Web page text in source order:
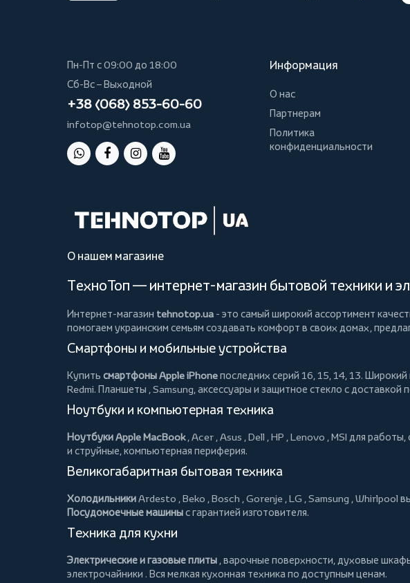
Пн-Пт с 09:00 до 18:00
Сб-Вс – Выходной
+38 (068) 853-60-60
infotop@tehnotop.com.ua
Информация
О нас
Партнерам
Политика
конфиденциальности
О нашем магазине
ТехноТоп — интернет-магазин бытовой техники и
Интернет-магазин tehnotop.ua - это самый широкий ассортимент
помогаем украинским семьям создавать комфорт в своих домах,
Смартфоны и мобильные устройства
Купить смартфоны Apple iPhoneпоследних серий 16, 15, 14, 13.
Redmi. Планшеты , Samsung, аксессуары и защитное стекло с доставкой
Ноутбуки и компьютерная техника
Ноутбуки Apple MacBook,Acer ,Asus ,Dell ,HP ,Lenovo ,MSI для работы,
и струйные, компьютерная периферия.
Великогабаритная бытовая техника
ХолодильникиArdesto ,Beko ,Bosch ,Gorenje ,LG ,Samsung ,Whirlpool
Посудомоечные машиныс гарантией изготовителя.
Техника для кухни
Электрические и газовые плиты , варочные поверхности, духовые
электрочайники . Вся мелкая кухонная техника по доступным ценам.